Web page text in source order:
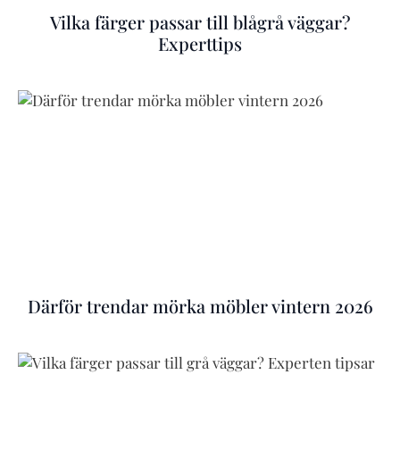
Vilka färger passar till blågrå väggar?
Experttips
Därför trendar mörka möbler vintern 2026